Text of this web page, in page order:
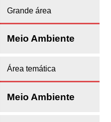
Grande área
Meio Ambiente
Área temática
Meio Ambiente